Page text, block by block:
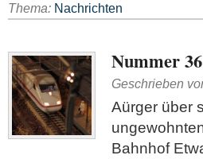
Thema: Nachrichten
Nummer
Geschrieben
Aürger über
Bahnhof